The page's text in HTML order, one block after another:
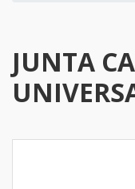
JUNTA